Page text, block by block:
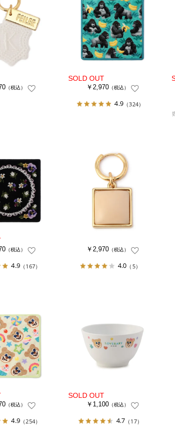
（税込） ￥2,970（税込）
4.9 （324）
（税込）
4.9 （167）
￥2,970（税込）
4.0 （5）
（税込）
4.9 （254）
￥1,100（税込）
4.7 （17）